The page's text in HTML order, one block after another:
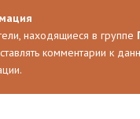
находящиеся в группе
комментарии к